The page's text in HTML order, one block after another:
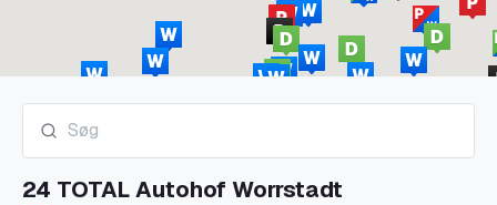
24 TOTAL Autohof Worrstadt